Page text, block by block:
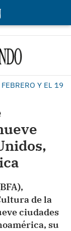
Y EL 19
de la
ciudades
su